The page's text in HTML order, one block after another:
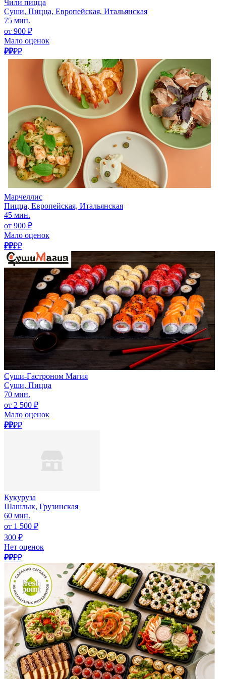
Чили пицца
Суши, Пицца, Европейская, Итальянская
75 мин.
от 900 ₽
Мало оценок
₽₽₽₽
Марчеллис
Пицца, Европейская, Итальянская
45 мин.
от 900 ₽
Мало оценок
₽₽₽₽
Суши-Гастроном Магия
Суши, Пицца
70 мин.
от 2 500 ₽
Мало оценок
₽₽₽₽
Кукуруза
Шашлык, Грузинская
60 мин.
от 1 500 ₽
300 ₽
Нет оценок
₽₽₽₽